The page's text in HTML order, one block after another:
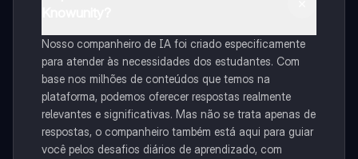
Nosso companheiro de IA foi criado especificamente
para atender às necessidades dos estudantes. Com
base nos milhões de conteúdos que temos na
plataforma, podemos oferecer respostas realmente
relevantes e significativas. Mas não se trata apenas de
respostas, o companheiro também está aqui para guiar
você pelos desafios diários de aprendizado, com